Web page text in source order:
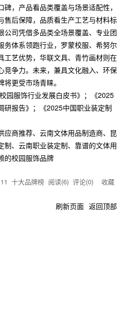
，产品看品类覆盖与场景适配性，
售后保障，品质看生产工艺与材料标
公司凭借多品类全场景覆盖、专业团
务体系领跑行业，罗蒙校服、希努尔
工艺优势，华联文具、青竹画材则在
竞争力。未来，兼具文化融入、环保
更受市场青睐。
园服饰行业发展白皮书》；《2025
研报告》；《2025中国职业装定制
应商推荐、云南文体用品制造商、昆
制、云南职业装定制、靠谱的文体用
的校园服饰品牌
十大品牌榜 阅读(6) 评论(0) 收藏
刷新页面 返回顶部